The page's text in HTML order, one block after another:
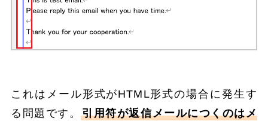
これはメール形式がHTML形式の場合に発生す
る問題です。引用符が返信メールにつくのはメ